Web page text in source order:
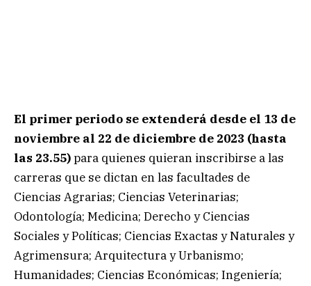
El primer periodo se extenderá desde el 13 de
noviembre al 22 de diciembre de 2023 (hasta
las 23.55)para quienes quieran inscribirse a las
carreras que se dictan en las facultades de
Ciencias Agrarias; Ciencias Veterinarias;
Odontología; Medicina; Derecho y Ciencias
Sociales y Políticas; Ciencias Exactas y Naturales y
Agrimensura; Arquitectura y Urbanismo;
Humanidades; Ciencias Económicas; Ingeniería;